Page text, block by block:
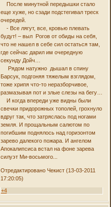
После минутной передышки стало
еще хуже, но сзади подстегивал треск
очередей.
- Все лягут, все, кровью плевать
будут! – выл Рогов от обиды на себя,
что не нашел в себе сил остаться там,
где сейчас дарил им очередную
секунду Дойч…
Рядом натужно дышал в спину
Барсук, подгоняя тяжелым взглядом,
тоже хрипя что-то неразборчивое,
размазывая пот и злые слезы на бегу…
И когда впереди уже видны были
свечки придорожных тополей, грохнуло
вдруг так, что затряслась под ногами
земля. И прощальным салютом по
погибшим поднялось над горизонтом
зарево далекого пожара. И ангелом
Апокалипсиса встал на фоне зарева
силуэт Ми-восьмого...
Отредактировано Чекист (13-03-2011
17:20:05)
+4